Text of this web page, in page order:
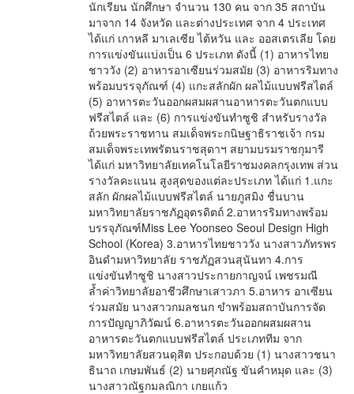
นักเรียน นักศึกษา จำนวน 130 คน จาก 35 สถาบัน
มาจาก 14 จังหวัด และต่างประเทศ จาก 4 ประเทศ
ได้แก่ เกาหลี มาเลเซีย ไต้หวัน และ ออสเตรเลีย โดย
การแข่งขันแบ่งเป็น 6 ประเภท ดังนี้ (1) อาหารไทย
ชาววัง (2) อาหารอาเซียนร่วมสมัย (3) อาหารริมทาง
พร้อมบรรจุภัณฑ์ (4) แกะสลักผัก ผลไม้แบบฟรีสไตล์
(5) อาหารตะวันออกผสมผสานอาหารตะวันตกแบบ
ฟรีสไตล์ และ (6) การแข่งขันทำซูชิ สำหรับรางวัล
ถ้วยพระราชทาน สมเด็จพระกนิษฐาธิราชเจ้า กรม
สมเด็จพระเทพรัตนราชสุดาฯ สยามบรมราชกุมารี
ได้แก่ มหาวิทยาลัยเทคโนโลยีราชมงคลกรุงเทพ ส่วน
รางวัลคะแนน สูงสุดของแต่ละประเภท ได้แก่ 1.แกะ
สลัก ผักผลไม้แบบฟรีสไตล์ นายภูสมิง ชื่นบาน
มหาวิทยาลัยราชภัฏอุตรดิตถ์ 2.อาหารริมทางพร้อม
บรรจุภัณฑ์Miss Lee Yoonseo Seoul Design High
School (Korea) 3.อาหารไทยชาววัง นางสาวภัทรพร
อินดำมหาวิทยาลัย ราชภัฏสวนสุนันทา 4.การ
แข่งขันทำซูชิ นางสาวประกายกาญจน์ เพชรมณี
ล้ำค่าวิทยาลัยอาชีวศึกษาเสาวภา 5.อาหาร อาเซียน
ร่วมสมัย นางสาวกมลชนก ขำพร้อมสถาบันการจัด
การปัญญาภิวัฒน์ 6.อาหารตะวันออกผสมผสาน
อาหารตะวันตกแบบฟรีสไตล์ ประเภททีม จาก
มหาวิทยาลัยสวนดุสิต ประกอบด้วย (1) นางสาวชนา
ธินาถ เกษมพันธ์ (2) นายศุภณัฐ ขันคำหมุด และ (3)
นางสาวณัฐกมลณิกา เกยแก้ว